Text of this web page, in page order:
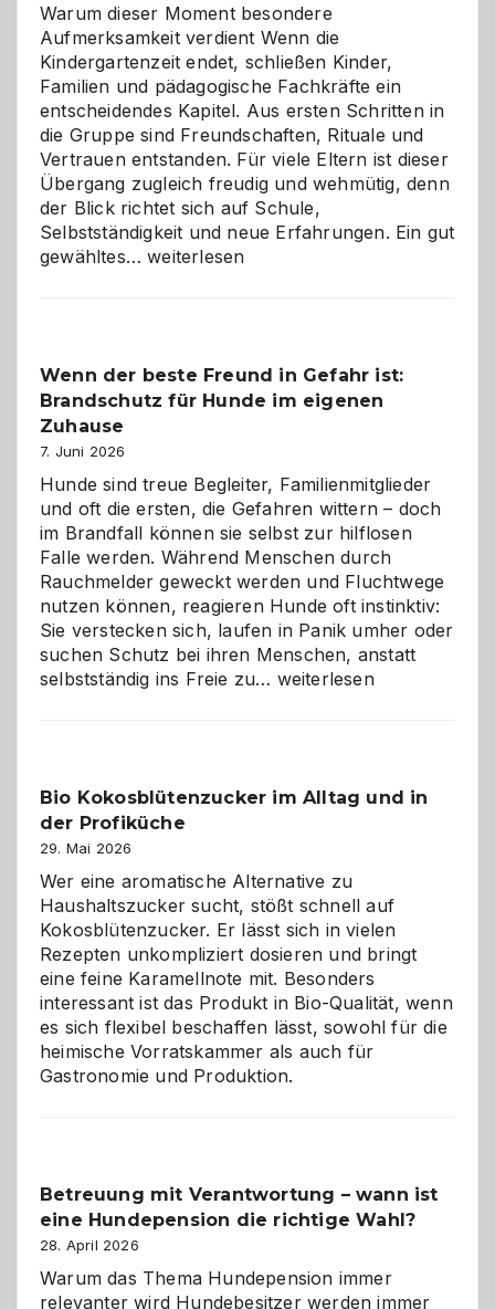
Warum dieser Moment besondere
Aufmerksamkeit verdient Wenn die
Kindergartenzeit endet, schließen Kinder,
Familien und pädagogische Fachkräfte ein
entscheidendes Kapitel. Aus ersten Schritten in
die Gruppe sind Freundschaften, Rituale und
Vertrauen entstanden. Für viele Eltern ist dieser
Übergang zugleich freudig und wehmütig, denn
der Blick richtet sich auf Schule,
Selbstständigkeit und neue Erfahrungen. Ein gut
gewähltes…Abschied
und
herzlich
weiterlesen
Wenn der beste Freund in Gefahr ist:
Brandschutz für Hunde im eigenen
Zuhause
7. Juni 2026
Hunde sind treue Begleiter, Familienmitglieder
und oft die ersten, die Gefahren wittern – doch
im Brandfall können sie selbst zur hilflosen
Falle werden. Während Menschen durch
Rauchmelder geweckt werden und Fluchtwege
nutzen können, reagieren Hunde oft instinktiv:
Sie verstecken sich, laufen in Panik umher oder
suchen Schutz bei ihren Menschen, anstatt
selbstständig ins Freie zu… Wenn
Gefahr
für
Hunde
im
eigenen
Zuhause
weiterlesen
Bio Kokosblütenzucker im Alltag und in
der Profiküche
29. Mai 2026
Wer eine aromatische Alternative zu
Haushaltszucker sucht, stößt schnell auf
Kokosblütenzucker. Er lässt sich in vielen
Rezepten unkompliziert dosieren und bringt
eine feine Karamellnote mit. Besonders
interessant ist das Produkt in Bio-Qualität, wenn
es sich flexibel beschaffen lässt, sowohl für die
heimische Vorratskammer als auch für
Gastronomie und Produktion.
Betreuung mit Verantwortung – wann ist
eine Hundepension die richtige Wahl?
28. April 2026
Warum das Thema Hundepension immer
relevanter wird Hundebesitzer werden immer